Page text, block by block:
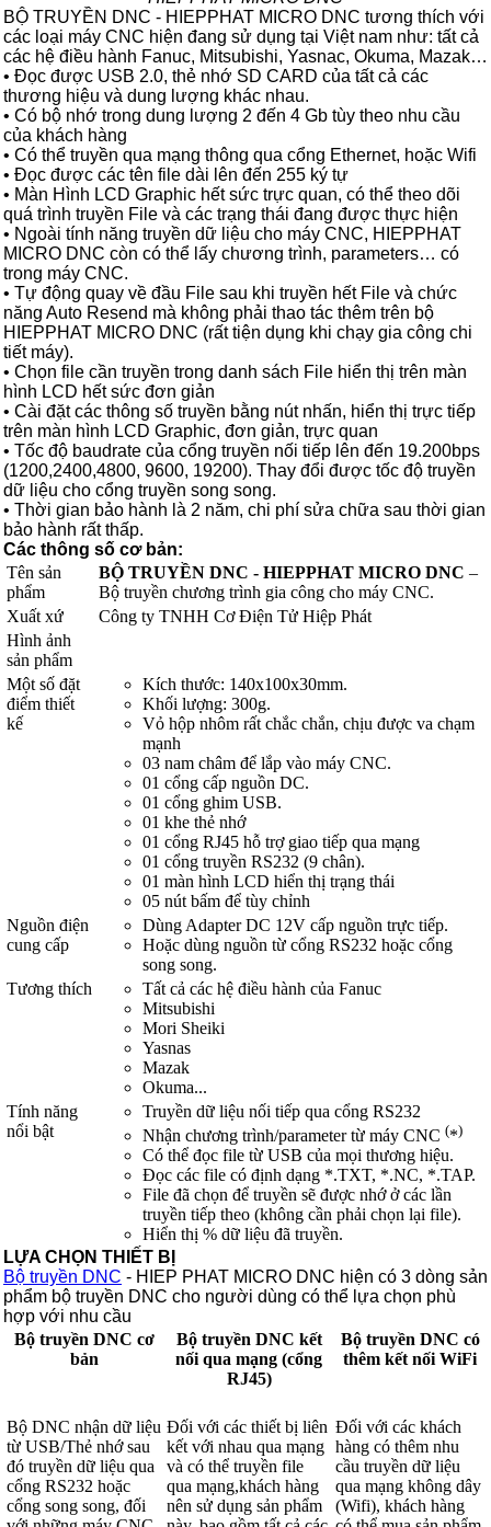
BỘ TRUYỀN DNC - HIEPPHAT MICRO DNC tương thích với
các loại máy CNC hiện đang sử dụng tại Việt nam như: tất cả
các hệ điều hành Fanuc, Mitsubishi, Yasnac, Okuma, Mazak…
• Đọc được USB 2.0, thẻ nhớ SD CARD của tất cả các
thương hiệu và dung lượng khác nhau.
• Có bộ nhớ trong dung lượng 2 đến 4 Gb tùy theo nhu cầu
của khách hàng
• Có thể truyền qua mạng thông qua cổng Ethernet, hoặc Wifi
• Đọc được các tên file dài lên đến 255 ký tự
• Màn Hình LCD Graphic hết sức trực quan, có thể theo dõi
quá trình truyền File và các trạng thái đang được thực hiện
• Ngoài tính năng truyền dữ liệu cho máy CNC, HIEPPHAT
MICRO DNC còn có thể lấy chương trình, parameters… có
trong máy CNC.
• Tự động quay về đầu File sau khi truyền hết File và chức
năng Auto Resend mà không phải thao tác thêm trên bộ
HIEPPHAT MICRO DNC (rất tiện dụng khi chạy gia công chi
tiết máy).
• Chọn file cần truyền trong danh sách File hiển thị trên màn
hình LCD hết sức đơn giản
• Cài đặt các thông số truyền bằng nút nhấn, hiển thị trực tiếp
trên màn hình LCD Graphic, đơn giản, trực quan
• Tốc độ baudrate của cổng truyền nối tiếp lên đến 19.200bps
(1200,2400,4800, 9600, 19200). Thay đổi được tốc độ truyền
dữ liệu cho cổng truyền song song.
• Thời gian bảo hành là 2 năm, chi phí sửa chữa sau thời gian
bảo hành rất thấp.
Các thông số cơ bản:
Tên sản
phẩm
BỘ TRUYỀN DNC - HIEPPHAT MICRO DNC –
Bộ truyền chương trình gia công cho máy CNC.
Xuất xứ
Công ty TNHH Cơ Điện Tử Hiệp Phát
Hình ảnh
sản phẩm
Một số đặt
điểm thiết
kế
Kích thước: 140x100x30mm.
Khối lượng: 300g.
Vỏ hộp nhôm rất chắc chắn, chịu được va chạm
mạnh
03 nam châm để lắp vào máy CNC.
01 cổng cấp nguồn DC.
01 cổng ghim USB.
01 khe thẻ nhớ
01 cổng RJ45 hỗ trợ giao tiếp qua mạng
01 cổng truyền RS232 (9 chân).
01 màn hình LCD hiển thị trạng thái
05 nút bấm để tùy chỉnh
Nguồn điện
cung cấp
Dùng Adapter DC 12V cấp nguồn trực tiếp.
Hoặc dùng nguồn từ cổng RS232 hoặc cổng
song song.
Tương thích
Tất cả các hệ điều hành của Fanuc
Mitsubishi
Mori Sheiki
Yasnas
Mazak
Okuma...
Tính năng
nổi bật
Truyền dữ liệu nối tiếp qua cổng RS232
Nhận chương trình/parameter từ máy CNC (*)
Có thể đọc file từ USB của mọi thương hiệu.
Đọc các file có định dạng *.TXT, *.NC, *.TAP.
File đã chọn để truyền sẽ được nhớ ở các lần
truyền tiếp theo (không cần phải chọn lại file).
Hiển thị % dữ liệu đã truyền.
LỰA CHỌN THIẾT BỊ
Bộ truyền DNC - HIEP PHAT MICRO DNC hiện có 3 dòng sản
phẩm bộ truyền DNC cho người dùng có thể lựa chọn phù
hợp với nhu cầu
Bộ truyền DNC cơ
bản
Bộ truyền DNC kết
nối qua mạng (cổng
RJ45)
Bộ truyền DNC có
thêm kết nối WiFi
Bộ DNC nhận dữ liệu
từ USB/Thẻ nhớ sau
đó truyền dữ liệu qua
cổng RS232 hoặc
cổng song song, đối
Đối với các thiết bị liên
kết với nhau qua mạng
và có thể truyền file
qua mạng,khách hàng
nên sử dụng sản phẩm
Đối với các khách
hàng có thêm nhu
cầu truyền dữ liệu
qua mạng không dây
(Wifi), khách hàng